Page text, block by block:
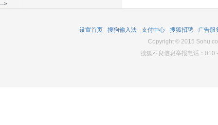
-->
设置首页 - 搜狗输入法 - 支付中心 - 搜狐招聘 - 广告服
Copyright© 2015
搜狐不良信息举报电话：010